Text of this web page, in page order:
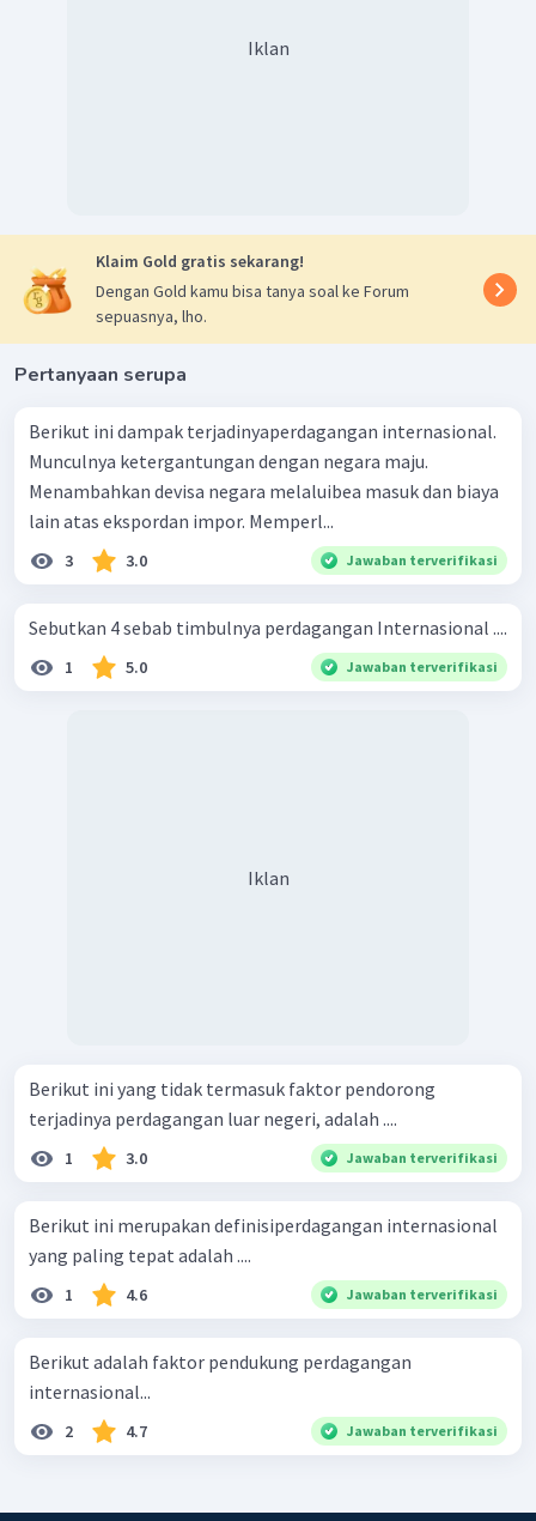
Iklan
Klaim Gold gratis sekarang!
Dengan Gold kamu bisa tanya soal ke Forum
sepuasnya, lho.
Pertanyaan serupa
Berikut ini dampak terjadinyaperdagangan internasional.
Munculnya ketergantungan dengan negara maju.
Menambahkan devisa negara melaluibea masuk dan biaya
lain atas ekspordan impor. Memperl...
3 3.0 Jawaban terverifikasi
Sebutkan 4 sebab timbulnya perdagangan Internasional ....
1 5.0 Jawaban terverifikasi
Iklan
Berikut ini yang tidak termasuk faktor pendorong
terjadinya perdagangan luar negeri, adalah ....
1 3.0 Jawaban terverifikasi
Berikut ini merupakan definisiperdagangan internasional
yang paling tepat adalah ....
1 4.6 Jawaban terverifikasi
Berikut adalah faktor pendukung perdagangan
internasional...
2 4.7 Jawaban terverifikasi